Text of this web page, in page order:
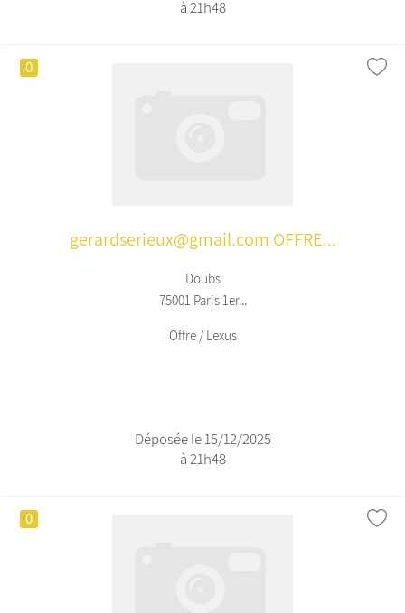
à 21h48
0
gerardserieux@gmail.com OFFRE...
Doubs
75001 Paris 1er...
Offre / Lexus
Déposée le 15/12/2025
à 21h48
0